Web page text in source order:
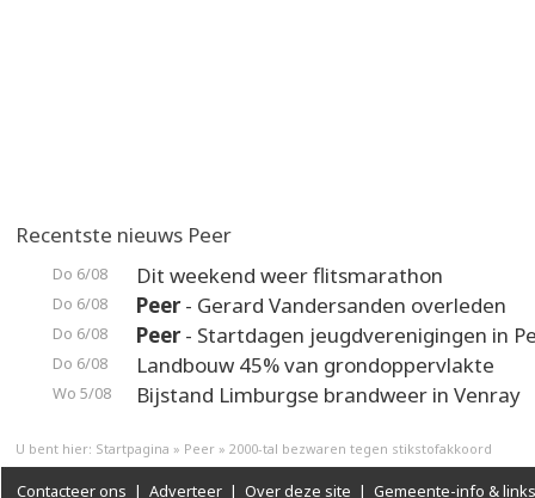
Recentste nieuws Peer
Do 6/08 Dit weekend weer flitsmarathon
Do 6/08 Peer- Gerard Vandersanden overleden
Do 6/08 Peer- Startdagen jeugdverenigingen in
Do 6/08 Landbouw 45% van grondoppervlakte
Wo 5/08 Bijstand Limburgse brandweer in Venray
U bent hier: Startpagina » Peer » 2000-tal bezwaren tegen stikstofakkoord
Contacteer ons | Adverteer | Over deze site | Gemeente-info & links